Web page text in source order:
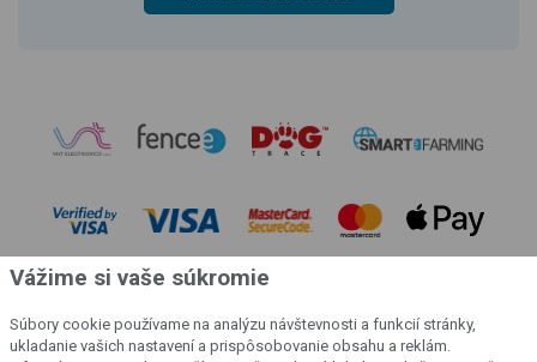
Vážime si vaše súkromie
Súbory cookie používame na analýzu návštevnosti a funkcií stránky,
ukladanie vašich nastavení a prispôsobovanie obsahu a reklám.